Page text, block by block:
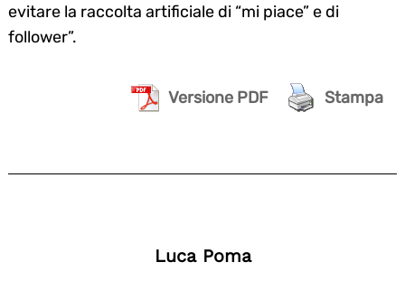
evitare la raccolta artificiale di “mi piace” e di
follower”.
Versione PDF Stampa
Luca Poma